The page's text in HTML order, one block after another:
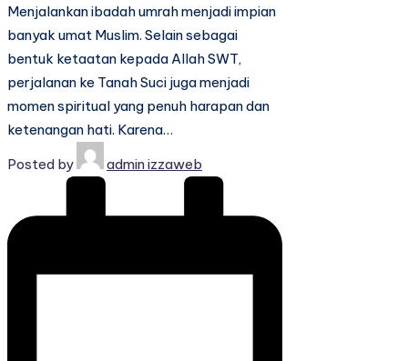
Menjalankan ibadah umrah menjadi impian
banyak umat Muslim. Selain sebagai
bentuk ketaatan kepada Allah SWT,
perjalanan ke Tanah Suci juga menjadi
momen spiritual yang penuh harapan dan
ketenangan hati. Karena…
Posted by
admin izzaweb